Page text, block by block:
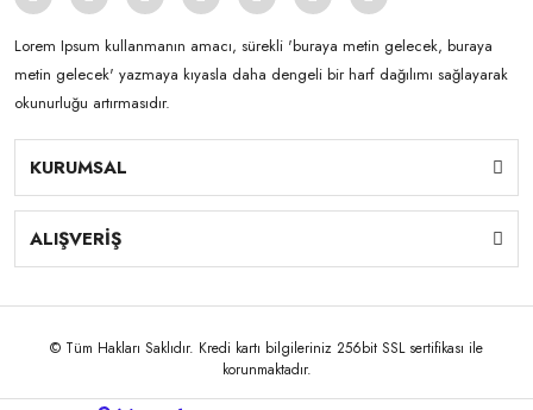
Lorem Ipsum kullanmanın amacı, sürekli 'buraya metin gelecek, buraya
metin gelecek' yazmaya kıyasla daha dengeli bir harf dağılımı sağlayarak
okunurluğu artırmasıdır.
KURUMSAL
ALIŞVERİŞ
© Tüm Hakları Saklıdır. Kredi kartı bilgileriniz 256bit SSL sertifikası ile
korunmaktadır.